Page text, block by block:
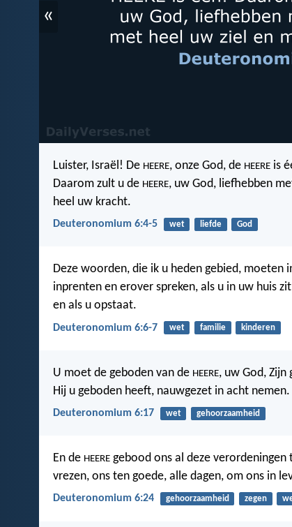
«
Luister, Israël! De HEERE, onze God, de HEERE is
Daarom zult u de HEERE, uw God, liefhebben
heel uw kracht.
Deuteronomium 6:4-5 wet liefde God
Deze woorden, die ik u heden gebied,
inprenten en erover spreken, als u in uw huis
en als u opstaat.
Deuteronomium 6:6-7 wet familie kinderen
U moet de geboden van de HEERE, uw God, Zijn
Hij u geboden heeft, nauwgezet in acht nemen.
Deuteronomium 6:17 wet gehoorzaamheid
En de HEERE gebood ons al deze verordeningen
vrezen, ons ten goede, alle dagen, om ons in
Deuteronomium 6:24 gehoorzaamheid zegen